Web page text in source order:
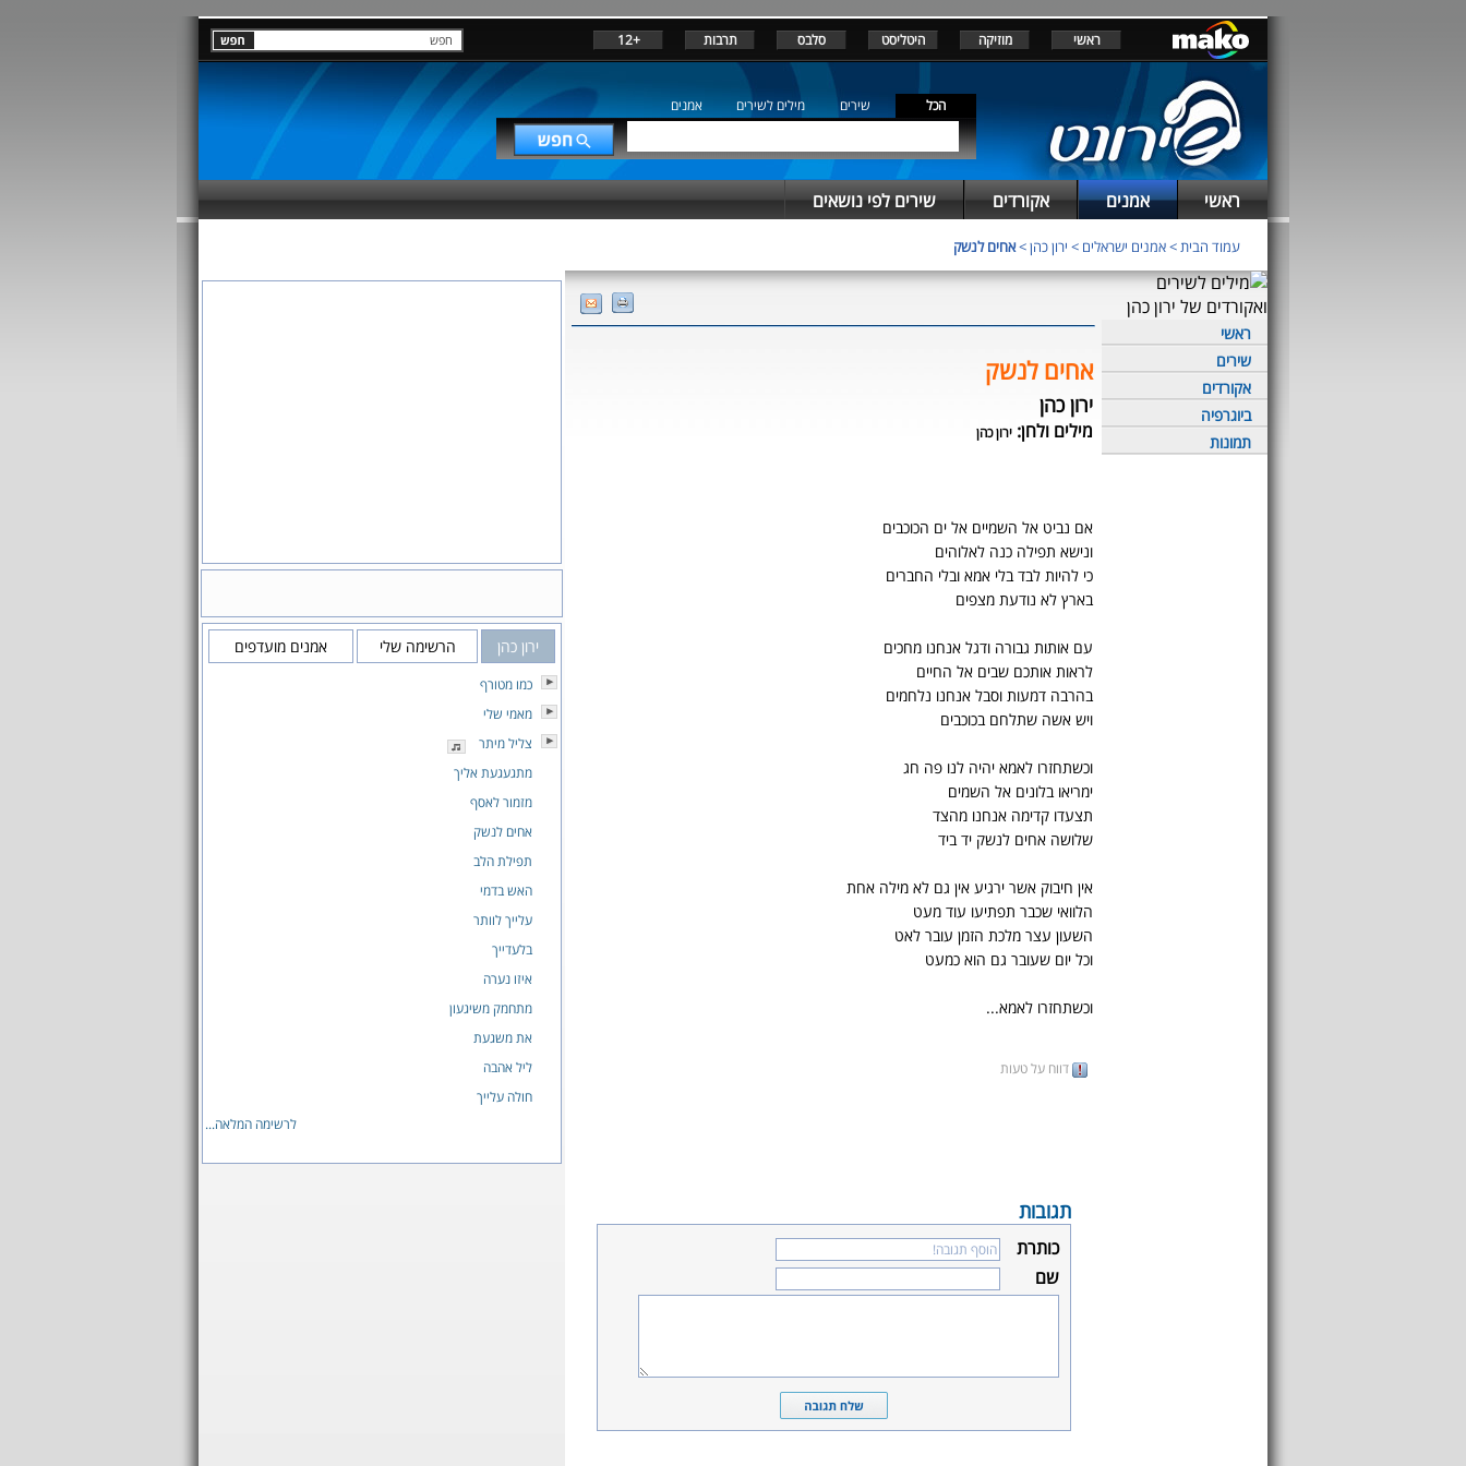
ראשי מוזיקה היטליסט סלבס תרבות +12
הכל שירים מילים לשירים אמנים
ראשי אמנים אקורדים שירים לפי נושאים
עמוד הבית>אמנים ישראלים > ירון כהן>אחים לנשק
ראשי
שירים
אקורדים
ביוגרפיה
תמונות
אחים לנשק
ירון כהן
מילים ולחן: ירון כהן
אם נביט אל השמיים אל ים הכוכבים
ונישא תפילה כנה לאלוהים
כי להיות לבד בלי אמא ובלי החברים
בארץ לא נודעת מצפים
עם אותות גבורה ודגל אנחנו מחכים
לראות אותכם שבים אל החיים
בהרבה דמעות וסבל אנחנו נלחמים
ויש אשה שתלחם בכוכבים
וכשתחזרו לאמא יהיה לנו פה חג
ימריאו בלונים אל השמים
תצעדו קדימה אנחנו מהצד
שלושה אחים לנשק יד ביד
אין חיבוק אשר ירגיע אין גם לא מילה אחת
הלוואי שכבר תפתיעו עוד מעט
השעון עצר מלכת הזמן עובר לאט
וכל יום שעובר גם הוא כמעט
וכשתחזרו לאמא...
דווח על טעות
תגובות
כותרת
שם
ירון כהן הרשימה שלי אמנים מועדפים
כמו מטורף
מאמי שלי
צליל מיתר
מתגעגעת אליך
מזמור לאסף
אחים לנשק
תפילת הלב
האש בדמי
עלייך לוותר
בלעדייך
איזו נערה
מתחמק משיגעון
את משגעת
ליל אהבה
חולה עלייך
לרשימה המלאה...